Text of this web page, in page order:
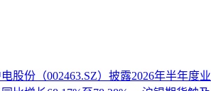
股份（002463.SZ）披露2026年半年度